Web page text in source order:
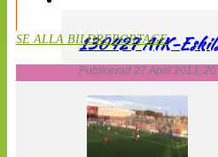
130427 AIK-
Publicerad 27 April 2013,
SE ALLA BILDREPORTAGE